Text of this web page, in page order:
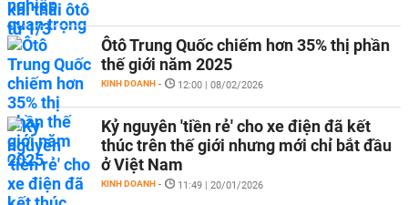
Ôtô Trung Quốc chiếm hơn 35% thị phần
thế giới năm 2025
KINH DOANH - 12:00 | 08/02/2026
Kỷ nguyên 'tiền rẻ' cho xe điện đã kết
thúc trên thế giới nhưng mới chỉ bắt đầu
ở Việt Nam
KINH DOANH - 11:49 | 20/01/2026